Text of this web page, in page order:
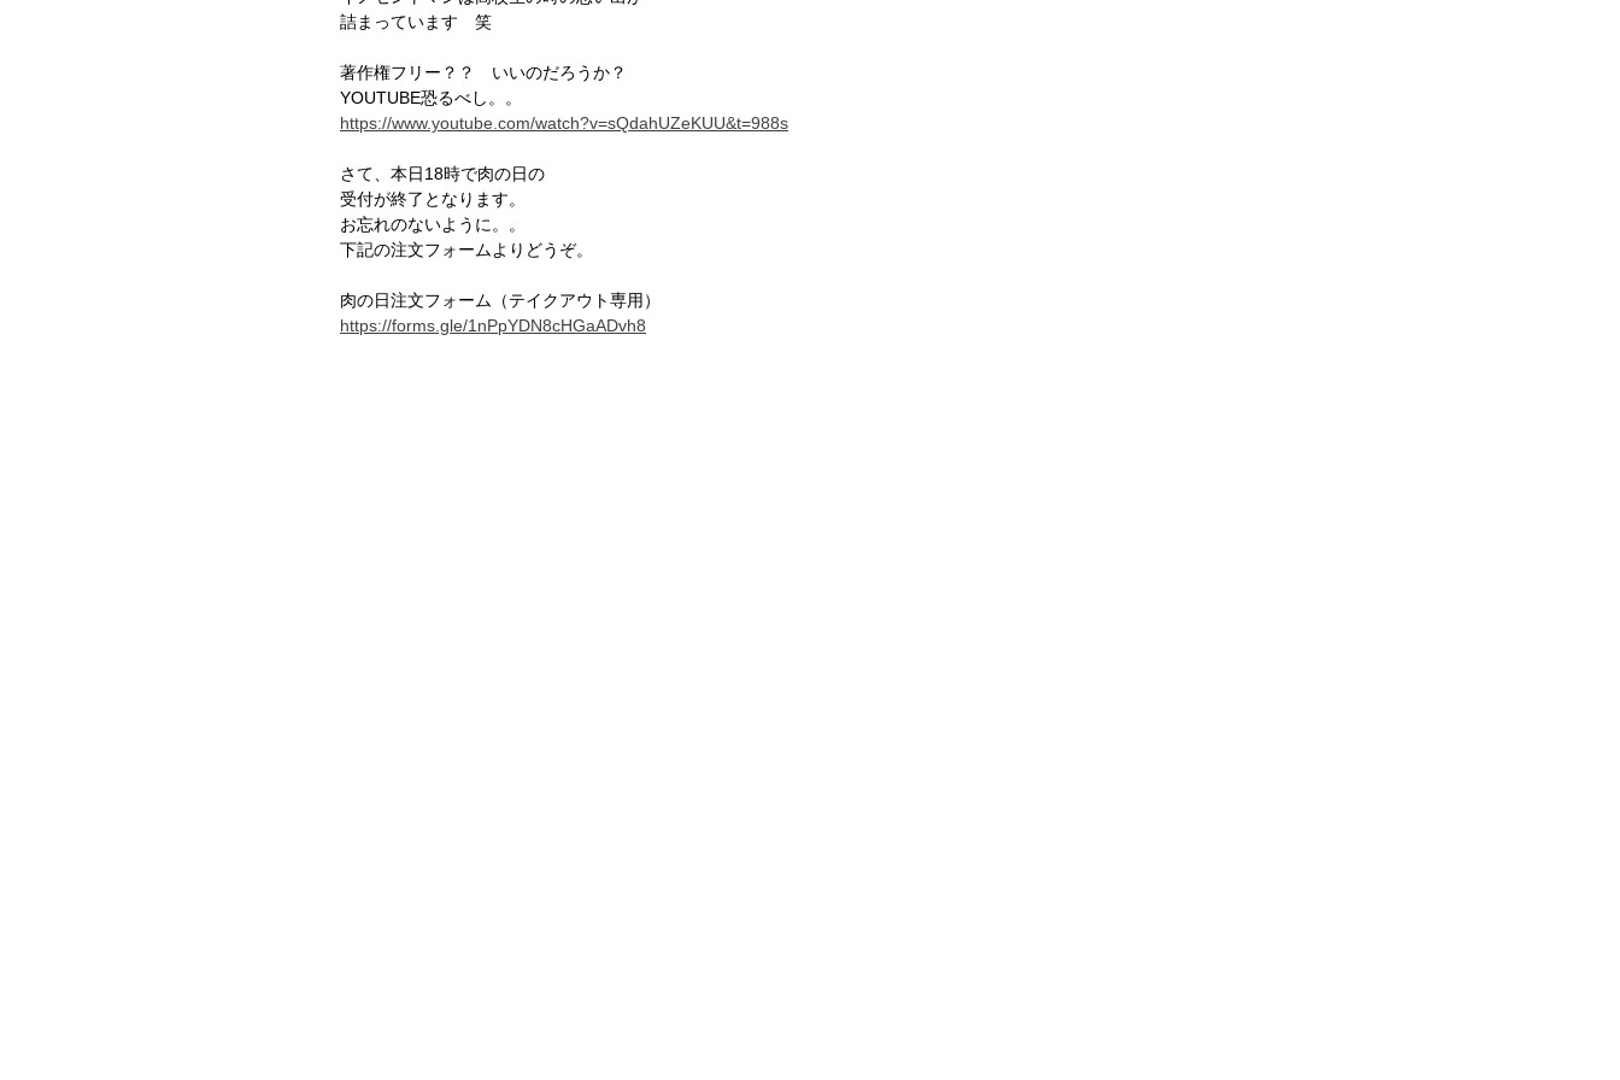
詰まっています　笑
著作権フリー？？　いいのだろうか？
YOUTUBE恐るべし。。
https://www.youtube.com/watch?v=sQdahUZeKUU&t=988s
さて、本日18時で肉の日の
受付が終了となります。
お忘れのないように。。
下記の注文フォームよりどうぞ。
肉の日注文フォーム（テイクアウト専用）
https://forms.gle/1nPpYDN8cHGaADvh8